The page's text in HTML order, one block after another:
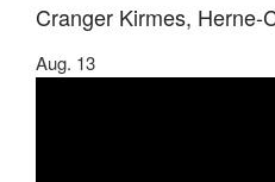
Cranger Kirmes, Herne-
Aug. 13